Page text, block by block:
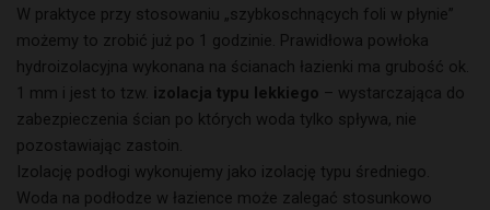
W praktyce przy stosowaniu „szybkoschnących foli w płynie”
możemy to zrobić już po 1 godzinie. Prawidłowa powłoka
hydroizolacyjna wykonana na ścianach łazienki ma grubość ok.
1 mm i jest to tzw. izolacja typu lekkiego – wystarczająca do
zabezpieczenia ścian po których woda tylko spływa, nie
pozostawiając zastoin.
Izolację podłogi wykonujemy jako izolację typu średniego.
Woda na podłodze w łazience może zalegać stosunkowo